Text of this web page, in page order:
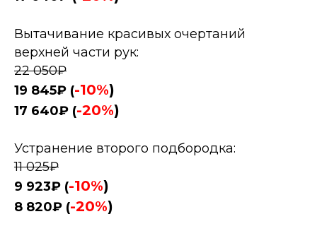
Вытачивание красивых очертаний
верхней части рук:
22 050₽
19 845₽ (-10%)
17 640₽ (-20%)
Устранение второго подбородка:
11 025₽
9 923₽ (-10%)
8 820₽ (-20%)